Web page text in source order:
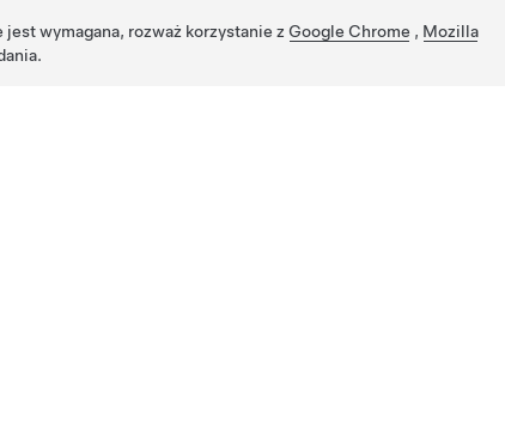
wymagana, rozważ korzystanie z Google Chrome , Mozilla